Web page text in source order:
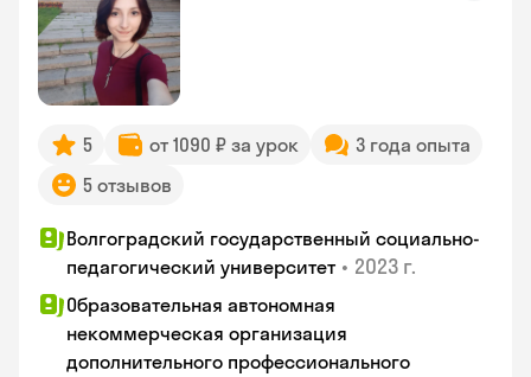
5 от 1090 ₽ за урок
3 года опыта
5 отзывов
Волгоградский государственный социально-
педагогический университет • 2023 г.
Образовательная автономная
некоммерческая организация
дополнительного профессионального